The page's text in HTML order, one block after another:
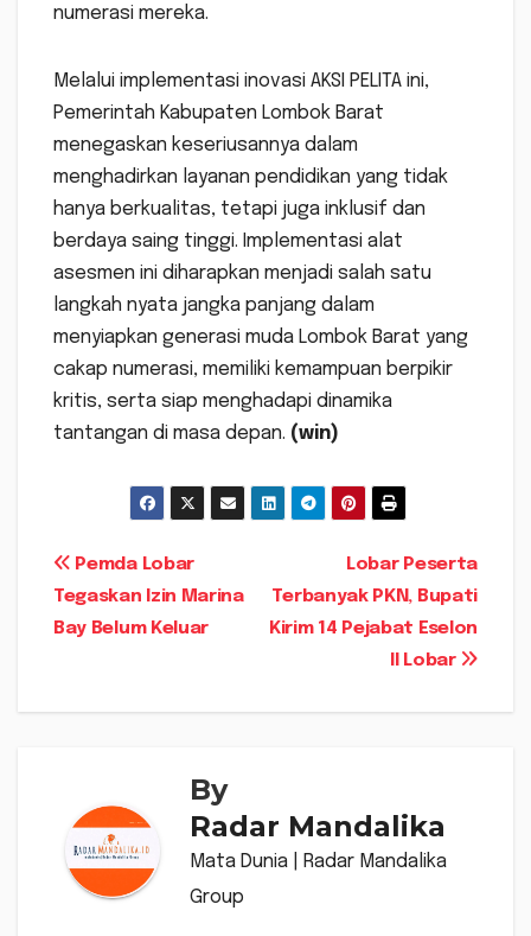
numerasi mereka.
Melalui implementasi inovasi AKSI PELITA ini,
Pemerintah Kabupaten Lombok Barat
menegaskan keseriusannya dalam
menghadirkan layanan pendidikan yang tidak
hanya berkualitas, tetapi juga inklusif dan
berdaya saing tinggi. Implementasi alat
asesmen ini diharapkan menjadi salah satu
langkah nyata jangka panjang dalam
menyiapkan generasi muda Lombok Barat yang
cakap numerasi, memiliki kemampuan berpikir
kritis, serta siap menghadapi dinamika
tantangan di masa depan. (win)
Navigasi
pos
Lobar Peserta
Terbanyak PKN, Bupati
Kirim 14 Pejabat Eselon
II Lobar
Pemda Lobar
Tegaskan Izin Marina
Bay Belum Keluar
By
Radar Mandalika
Mata Dunia | Radar Mandalika
Group